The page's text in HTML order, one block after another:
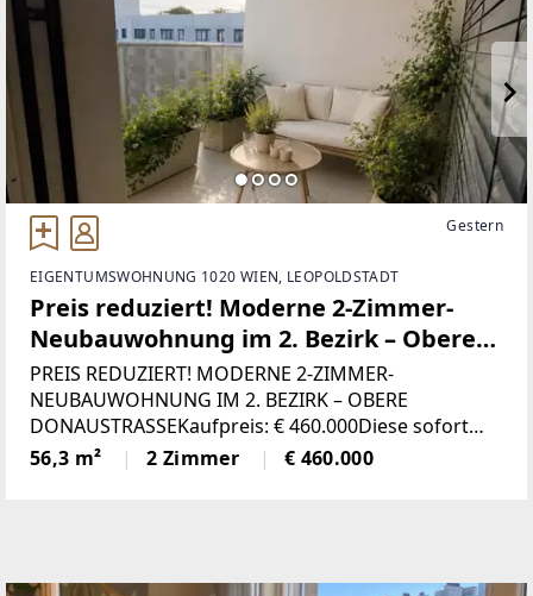
Gestern
EIGENTUMSWOHNUNG 1020 WIEN, LEOPOLDSTADT
Preis reduziert! Moderne 2-Zimmer-
Neubauwohnung im 2. Bezirk – Obere
Donaustraße, Augarten & U4 Roßauer
Lände
PREIS REDUZIERT! MODERNE 2-ZIMMER-
NEUBAUWOHNUNG IM 2. BEZIRK – OBERE
DONAUSTRASSEKaufpreis: € 460.000Diese sofort
bezugsfreie 2-Zimmer-Neubauwohnung befindet
sich im 6. Obergeschoss mit Lift und überzeugt
56,3 m² 2 Zimmer € 460.000